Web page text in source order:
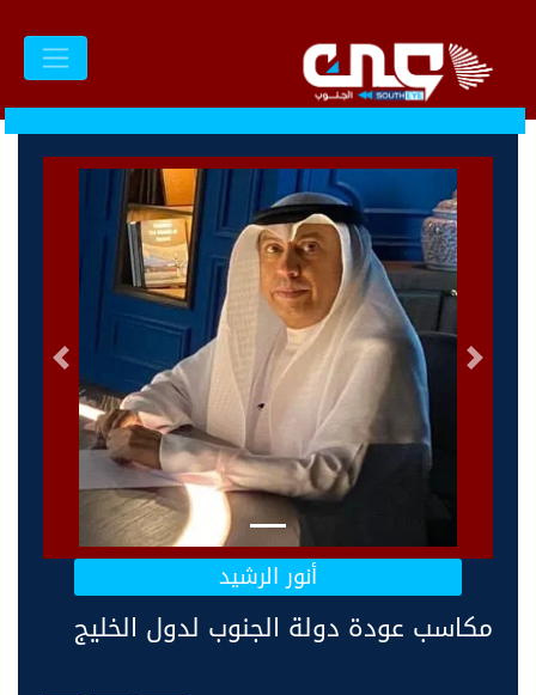
التالى السابق
أنور الرشيد
مكاسب عودة دولة الجنوب لدول الخليج